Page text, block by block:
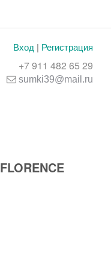
Вход | Регистрация
+7 911 482 65 29
sumki39@mail.ru
FLORENCE